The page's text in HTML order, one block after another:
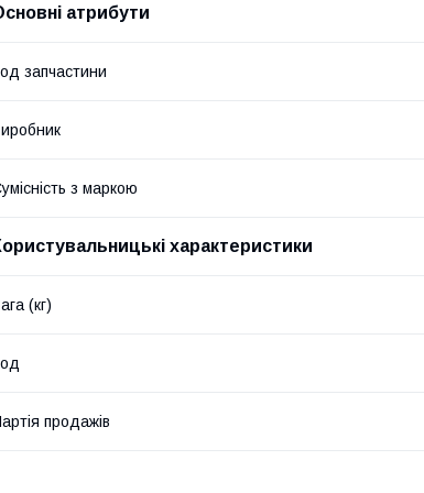
атрибути
запчастини
з маркою
характеристики
(кг)
продажів